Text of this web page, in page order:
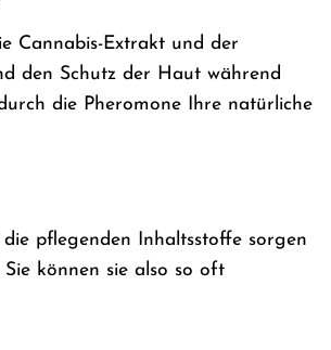
Cannabis-Extrakt und der
den Schutz der Haut während
die Pheromone Ihre natürliche
pflegenden Inhaltsstoffe sorgen
können sie also so oft